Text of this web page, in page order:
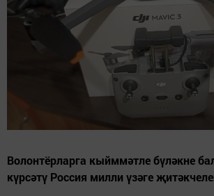
Волонтёрларга кыйммәтле бүләкне
күрсәтү Россия милли үзәге